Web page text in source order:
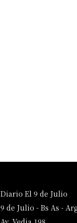
Diario El 9 de Julio
9 de Julio - Bs As -